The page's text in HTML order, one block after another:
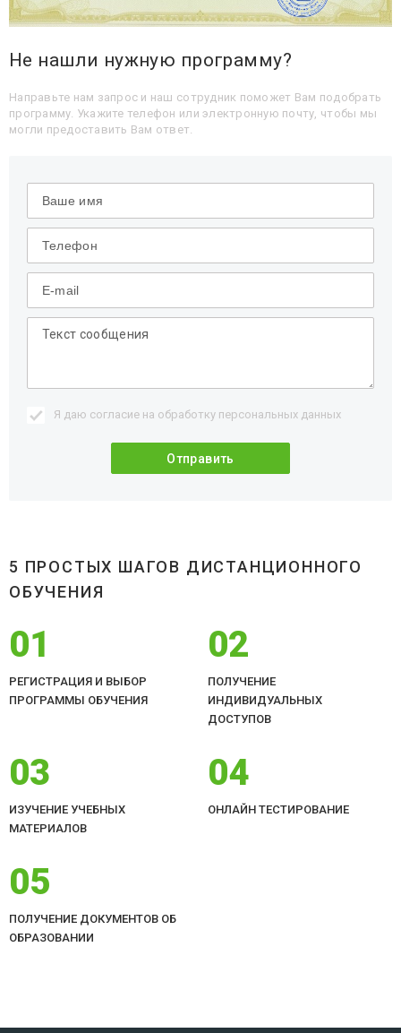
Не нашли нужную программу?
Направьте нам запрос и наш сотрудник поможет Вам подобрать
программу. Укажите телефон или электронную почту, чтобы мы
могли предоставить Вам ответ.
Я даю согласие на обработку персональных данных
5 ПРОСТЫХ ШАГОВ ДИСТАНЦИОННОГО
ОБУЧЕНИЯ
01
РЕГИСТРАЦИЯ И ВЫБОР
ПРОГРАММЫ ОБУЧЕНИЯ
02
ПОЛУЧЕНИЕ
ИНДИВИДУАЛЬНЫХ
ДОСТУПОВ
03
ИЗУЧЕНИЕ УЧЕБНЫХ
МАТЕРИАЛОВ
04
ОНЛАЙН ТЕСТИРОВАНИЕ
05
ПОЛУЧЕНИЕ ДОКУМЕНТОВ ОБ
ОБРАЗОВАНИИ